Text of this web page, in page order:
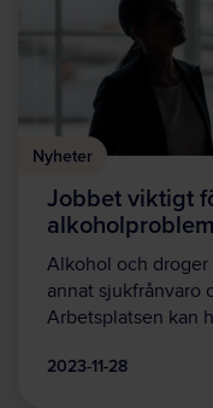
Nyheter
Jobbet viktigt
alkoholproblem
Alkohol och droger
annat sjukfrånvaro
Arbetsplatsen kan
2023-11-28